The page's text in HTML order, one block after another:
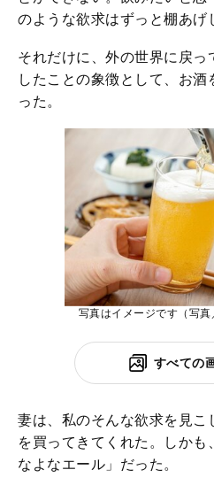
のような欲求はずっと棚あげ
それだけに、外の世界に戻っ
したことの象徴として、お
った。
写真はイメージです（写真
すべての
妻は、私のそんな欲求を見こ
を買ってきてくれた。しかも
なよなエール」だった。